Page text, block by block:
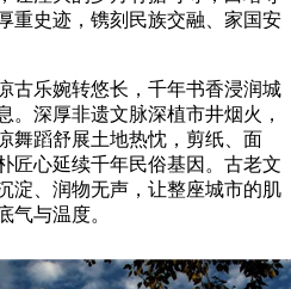
重史迹，镌刻民族交融、家国安
古乐婉转悠长，千年书香浸润城
。深厚非遗文脉深植市井烟火，
舞蹈舒展土地热忱，剪纸、面
匠心延续千年民俗基因。古老文
淀、润物无声，让整座城市的肌
气与温度。